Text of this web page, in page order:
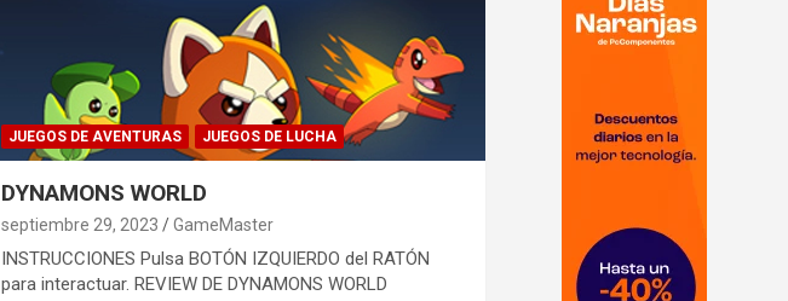
JUEGOS DE AVENTURAS JUEGOS DE LUCHA
DYNAMONS WORLD
septiembre 29, 2023 GameMaster
INSTRUCCIONES Pulsa BOTÓN IZQUIERDO del RATÓN
para interactuar. REVIEW DE DYNAMONS WORLD